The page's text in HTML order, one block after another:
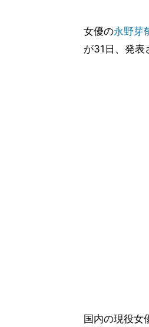
女優の永野芽
が31日、発表
国内の現役女